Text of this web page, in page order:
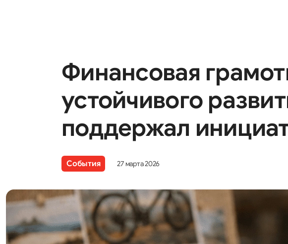
Финансовая
устойчивого
поддержал
События 27 марта 2026